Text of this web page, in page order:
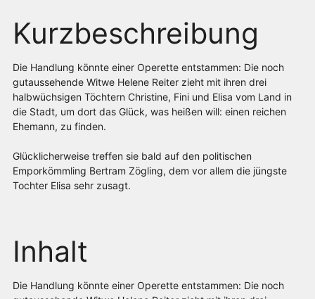
Kurzbeschreibung
Die Handlung könnte einer Operette entstammen: Die noch
gutaussehende Witwe Helene Reiter zieht mit ihren drei
halbwüchsigen Töchtern Christine, Fini und Elisa vom Land in
die Stadt, um dort das Glück, was heißen will: einen reichen
Ehemann, zu finden.
Glücklicherweise treffen sie bald auf den politischen
Emporkömmling Bertram Zögling, dem vor allem die jüngste
Tochter Elisa sehr zusagt.
Inhalt
Die Handlung könnte einer Operette entstammen: Die noch